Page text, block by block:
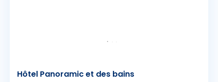
Hôtel Panoramic et des bains